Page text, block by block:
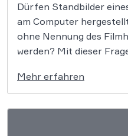
Dürfen Standbilder
am Computer
ohne Nennung des
werden? Mit dieser
einstweiligen
Mehr erfahren